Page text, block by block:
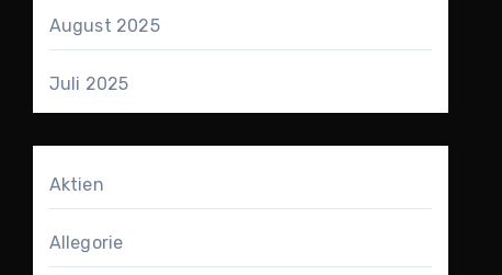
August 2025
Juli 2025
Aktien
Allegorie